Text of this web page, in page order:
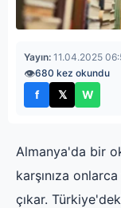
Yayın: 11.04.2025
👁680 kez okundu
Facebook'ta
f
X'te paylaş
𝕏 W
Almanya'da bir
karşınıza
çıkar.